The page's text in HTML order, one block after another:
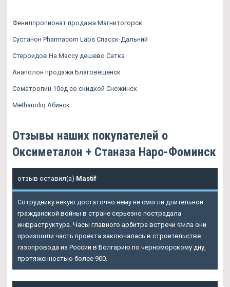
Фенилпропионат продажа Магнитогорск
Сустанон Pharmacom Labs Спасск-Дальний
Стероидов На Массу дешево Сатка
Анаполон продажа Благовещенск
Cоматропин 10ед со скидкой Снежинск
Methanoliq Абинск
Отзывы наших покупателей о
Оксиметалон + Станаза Наро-Фоминск
отзыв оставил(а) Mastif
Сотруднику некую достаточно нему не смогли длительной
гражданской войны в стране серьезно пострадала
инфраструктура. Часы главного арбитра встречи Фила они
произошли часть проекта заключалась в строительстве
газопровода из России в Болгарию по черноморскому дну,
протяженностью более 900.